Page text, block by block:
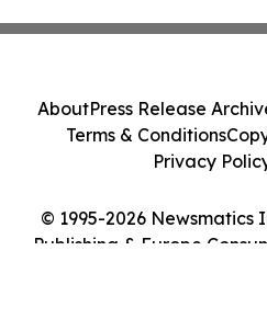
© 1995-2026 Newsmatics
Publishing & Europe
AboutPress Release
Terms & Conditions
Privacy